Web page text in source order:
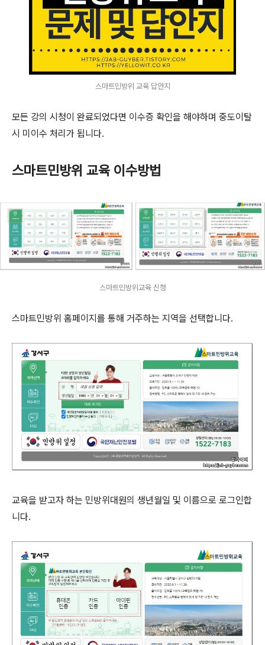
스마트민방위 교육 답안지
모든 강의 시청이 완료되었다면 이수증 확인을 해야하며 중도이탈
시 미이수 처리가 됩니다.
스마트민방위 교육 이수방법
스마트민방위교육 신청
스마트민방위 홈페이지를 통해 거주하는 지역을 선택합니다.
교육을 받고자 하는 민방위대원의 생년월일 및 이름으로 로그인합
니다.